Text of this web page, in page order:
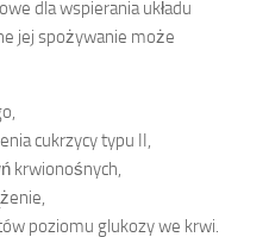
dla wspierania układu
jej spożywanie może
cukrzycy typu II,
krwionośnych,
poziomu glukozy we krwi.